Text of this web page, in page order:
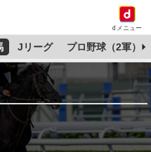
dメニュー
Jリーグ プロ野球（2軍）